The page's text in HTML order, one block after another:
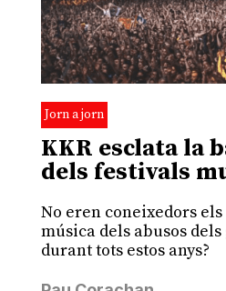
Jorn a jorn
KKR esclata la
dels festivals
No eren coneixedors
música dels abusos
durant tots estos anys?